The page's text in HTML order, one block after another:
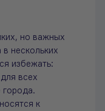
но важных
нескольких
избежать:
всех
города.
к